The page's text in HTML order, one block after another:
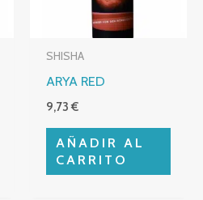
SHISHA
ARYA RED
9,73€
AÑADIR AL
CARRITO